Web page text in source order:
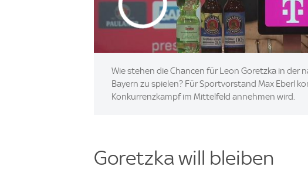
Wie stehen die Chancen für Leon Goretzka in der
Bayern zu spielen? Für Sportvorstand Max Eberl
Konkurrenzkampf im Mittelfeld annehmen wird.
Goretzka will bleiben